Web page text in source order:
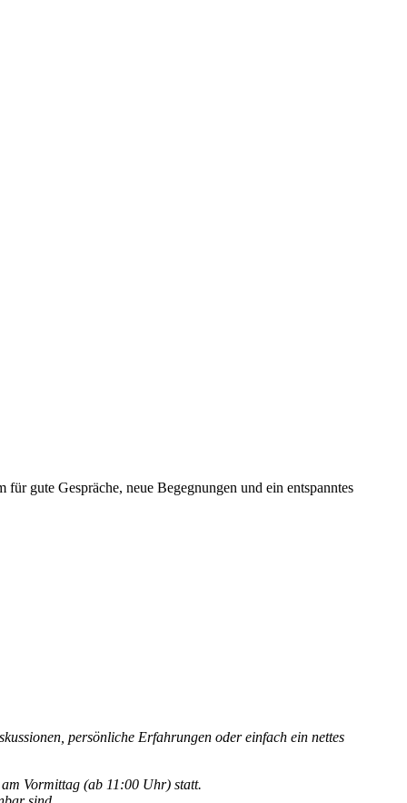
gute Gespräche, neue Begegnungen und ein entspanntes
persönliche Erfahrungen oder einfach ein nettes
Vormittag (ab 11:00 Uhr) statt.